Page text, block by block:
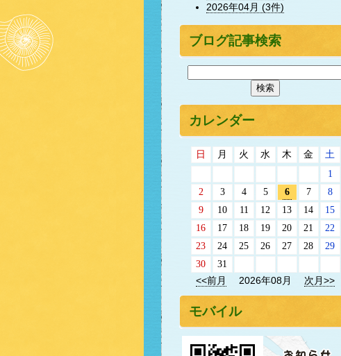
2026年04月 (3件)
ブログ記事検索
カレンダー
日 月 火 水 木 金
土
1
2
3 4 5 6 7
8
9
10 11 12 13 14
15
16
17 18 19 20 21
22
23
24 25 26 27 28
29
30
31
<<前月
2026年08月 次月>>
モバイル